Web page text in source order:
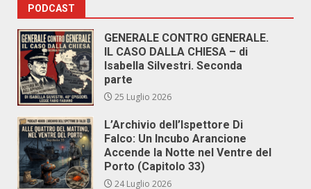
PODCAST
GENERALE CONTRO GENERALE.
IL CASO DALLA CHIESA – di
Isabella Silvestri. Seconda
parte
25 Luglio 2026
L’Archivio dell’Ispettore Di
Falco: Un Incubo Arancione
Accende la Notte nel Ventre del
Porto (Capitolo 33)
24 Luglio 2026